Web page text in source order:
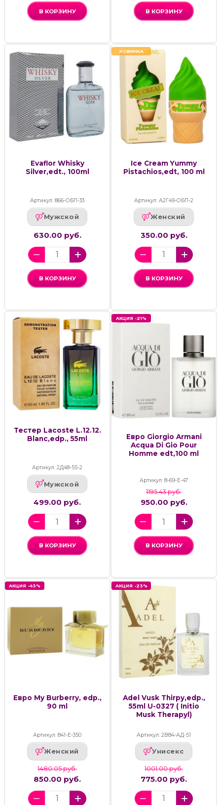
В КОРЗИНУ В КОРЗИНУ
Evaflor Whisky
Silver,edt., 100ml
Артикул: 866-ОБП-33
Мужской
630.00 руб.
В КОРЗИНУ
НОВИНКА
Ice Cream Yummy
Pistachios,edt, 100 ml
Артикул: А2Г49-ОБП-2
Женский
350.00 руб.
В КОРЗИНУ
Тестер Lacoste L.12.12.
Blanc,edp., 55ml
Артикул: 2Д48-55-2
Мужской
499.00 руб.
В КОРЗИНУ
АКЦИЯ -21%
Евро Giorgio Armani
Acqua Di Gio Pour
Homme edt,100 ml
Артикул: 8-69-Е-47
1195.43 руб.
950.00 руб.
В КОРЗИНУ
АКЦИЯ -43%
Евро My Burberry, edp.,
90 ml
Артикул: 841-Е-350
Женский
1480.05 руб.
850.00 руб.
АКЦИЯ -23%
Adel Vusk Thirpy,edp.,
55ml U-0327 ( Initio
Musk Therapyl)
Артикул: 2В84-АД-51
Унисекс
1001.00 руб.
775.00 руб.